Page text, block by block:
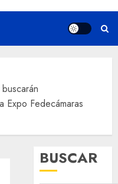
Expo Fedecámaras
BUSCAR